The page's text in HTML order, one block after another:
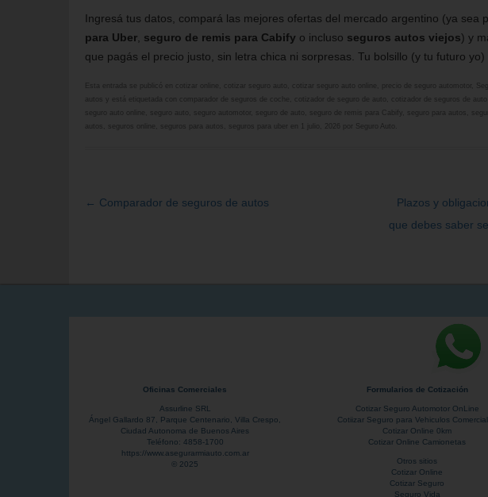
Ingresá tus datos, compará las mejores ofertas del mercado argentino (ya sea
para Uber seguro de remis para Cabify o incluso seguros autos viejos) y
que pagás el precio justo, sin letra chica ni sorpresas. Tu bolsillo (y tu futuro yo)
cotizar online cotizar seguro auto cotizar seguro auto online
cotizador de seguro de auto cotizador de seguros de
Seguro Auto
← Comparador de seguros de autos
Plazos y
que debes saber
Oficinas Comerciales
Assurline SRL
Ángel Gallardo 87
, Parque Centenario,Villa Crespo
Ciudad Autonoma de Buenos Aires
Teléfono: 4858-1700
https://www.asegurarmiauto.com.ar
© 2025
Formularios de Cotización
Cotizar Seguro Automotor OnLine
Cotiizar Seguro para Vehiculos
Cotizar Online 0km
Cotizar Online Camionetas
Otros sitios
Cotizar Online
Cotizar Seguro
Seguro Vida